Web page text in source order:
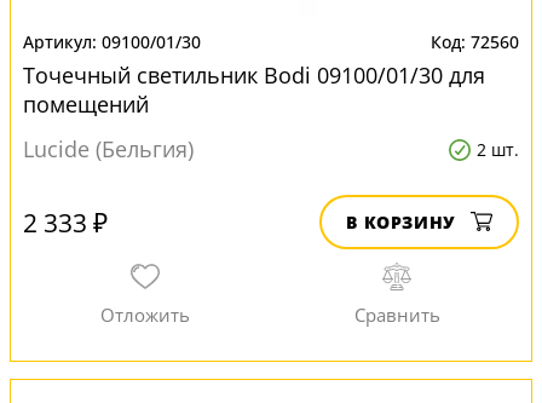
09100/01/30 72560
Точечный светильник Bodi 09100/01/30 для
помещений
Lucide (Бельгия)
2 шт.
2 333 ₽ В КОРЗИНУ